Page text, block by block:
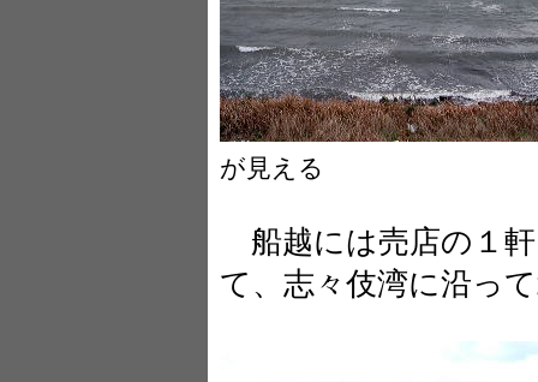
が見える
船越には売店の１
て、志々伎湾に沿っ